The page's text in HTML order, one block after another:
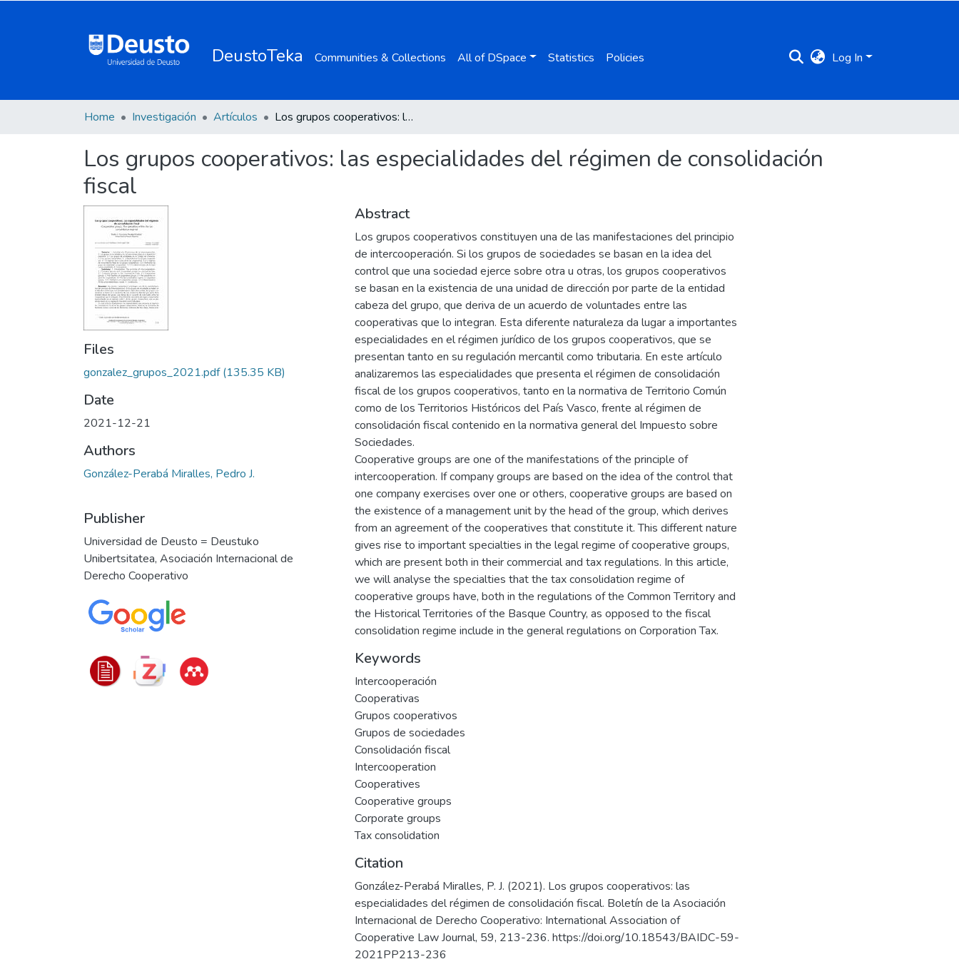
DeustoTeka Communities & Collections All of DSpace Statistics Policies Log In
Home Investigación Artículos Los grupos cooperativos: las especialidades del régimen de consolidación fiscal
Los grupos cooperativos: las especialidades del régimen de consolidación
fiscal
Files
gonzalez_grupos_2021.pdf(135.35 KB)
Date
2021-12-21
Authors
González-Perabá Miralles, Pedro J.
Publisher
Universidad de Deusto = Deustuko
Unibertsitatea, Asociación Internacional de
Derecho Cooperativo
Abstract
Los grupos cooperativos constituyen una de las manifestaciones del principio
de intercooperación. Si los grupos de sociedades se basan en la idea del
control que una sociedad ejerce sobre otra u otras, los grupos cooperativos
se basan en la existencia de una unidad de dirección por parte de la entidad
cabeza del grupo, que deriva de un acuerdo de voluntades entre las
cooperativas que lo integran. Esta diferente naturaleza da lugar a importantes
especialidades en el régimen jurídico de los grupos cooperativos, que se
presentan tanto en su regulación mercantil como tributaria. En este artículo
analizaremos las especialidades que presenta el régimen de consolidación
fiscal de los grupos cooperativos, tanto en la normativa de Territorio Común
como de los Territorios Históricos del País Vasco, frente al régimen de
consolidación fiscal contenido en la normativa general del Impuesto sobre
Sociedades.
Cooperative groups are one of the manifestations of the principle of
intercooperation. If company groups are based on the idea of the control that
one company exercises over one or others, cooperative groups are based on
the existence of a management unit by the head of the group, which derives
from an agreement of the cooperatives that constitute it. This different nature
gives rise to important specialties in the legal regime of cooperative groups,
which are present both in their commercial and tax regulations. In this article,
we will analyse the specialties that the tax consolidation regime of
cooperative groups have, both in the regulations of the Common Territory and
the Historical Territories of the Basque Country, as opposed to the fiscal
consolidation regime include in the general regulations on Corporation Tax.
Keywords
Intercooperación
Cooperativas
Grupos cooperativos
Grupos de sociedades
Consolidación fiscal
Intercooperation
Cooperatives
Cooperative groups
Corporate groups
Tax consolidation
Citation
González-Perabá Miralles, P. J. (2021). Los grupos cooperativos: las
especialidades del régimen de consolidación fiscal. Boletín de la Asociación
Internacional de Derecho Cooperativo: International Association of
Cooperative Law Journal, 59, 213-236. https://doi.org/10.18543/BAIDC-59-
2021PP213-236